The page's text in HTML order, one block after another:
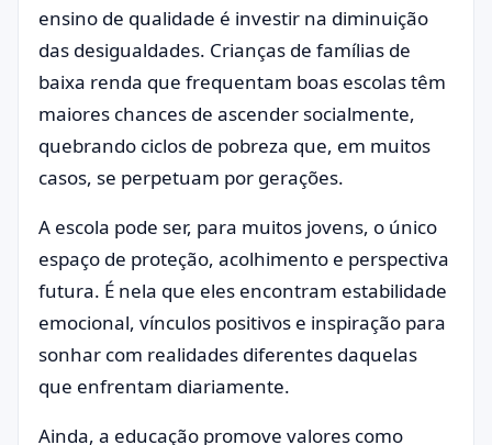
ensino de qualidade é investir na diminuição
das desigualdades. Crianças de famílias de
baixa renda que frequentam boas escolas têm
maiores chances de ascender socialmente,
quebrando ciclos de pobreza que, em muitos
casos, se perpetuam por gerações.
A escola pode ser, para muitos jovens, o único
espaço de proteção, acolhimento e perspectiva
futura. É nela que eles encontram estabilidade
emocional, vínculos positivos e inspiração para
sonhar com realidades diferentes daquelas
que enfrentam diariamente.
Ainda, a educação promove valores como